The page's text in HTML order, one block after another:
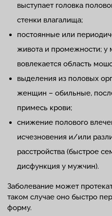
выступает головка
стенки влагалища;
постоянные или
живота и промежности; у
вовлекается область
выделения из половых
женщин – обильные,
примесь крови;
снижение полового
исчезновения и/или
расстройства (быстрое
дисфункция у мужчин).
Заболевание может
таком случае оно быстро
форму.